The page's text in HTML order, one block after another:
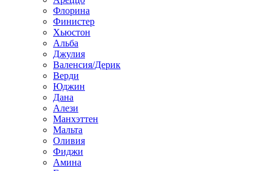
Флорина
Финистер
Хьюстон
Альба
Джулия
Валенсия/Дерик
Верди
Юджин
Дана
Алези
Манхэттен
Мальта
Оливия
Фиджи
Амина